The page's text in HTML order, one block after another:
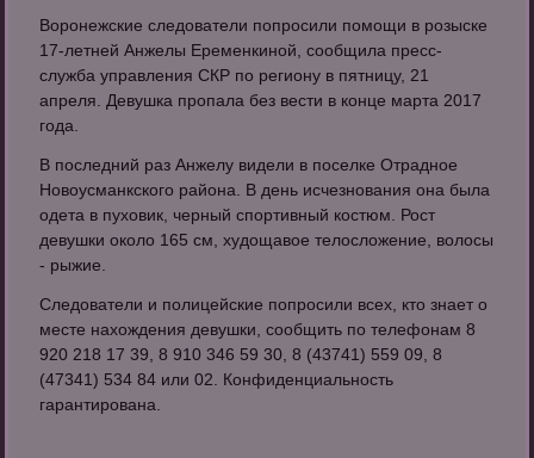
Воронежские следователи попросили помощи в розыске
17-летней Анжелы Еременкиной, сообщила пресс-
служба управления СКР по региону в пятницу, 21
апреля. Девушка пропала без вести в конце марта 2017
года.
В последний раз Анжелу видели в поселке Отрадное
Новоусманкского района. В день исчезнования она была
одета в пуховик, черный спортивный костюм. Рост
девушки около 165 см, худощавое телосложение, волосы
- рыжие.
Следователи и полицейские попросили всех, кто знает о
месте нахождения девушки, сообщить по телефонам 8
920 218 17 39, 8 910 346 59 30, 8 (43741) 559 09, 8
(47341) 534 84 или 02. Конфиденциальность
гарантирована.